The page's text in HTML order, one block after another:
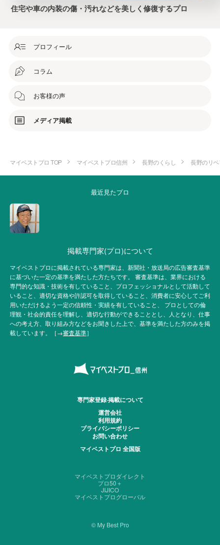
住宅や車の内装の傷・汚れなどを美しく修復するプロ
プロフィール
コラム
お客様の声
メディア掲載
マイベストプロ TOP マイベストプロ信州 長野のくらし 長野のリ
最近見たプロ
掲載専門家(プロ)について
マイベストプロに掲載されている専門家は、新聞社・放送局の広告審査基準
に基づいた一定の基準を満たした方たちです。 審査基準は、業界における
専門的な知識・技術を有していること、プロフェッショナルとして活動して
いること、適切な資格や許認可を取得していること、消費者に安心してご利
用いただけるよう一定の信頼性・実績を有していること、 プロとしての倫
理観・社会的責任を理解し、適切な行動ができることとし、人となり、仕事
への考え方、取り組み方などをお聞きした上で、基準を満たした方のみを掲
載しています。［→審査基準］
専門家登録·掲載について
運営会社
利用規約
プライバシーポリシー
お問い合わせ
マイベストプロ 全国版
マイベストプロダイレクト
プロ50＋
JIJICO
マイベストプログローバル
© My Best Pro